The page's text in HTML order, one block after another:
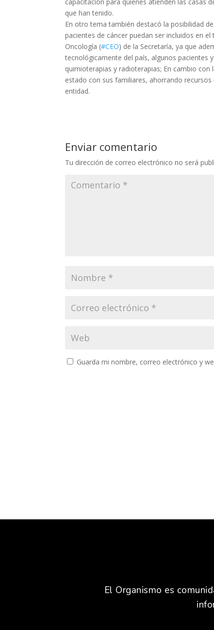
que han tenido.
En otro tema también destacó la posibilidad
pacientes de cáncer puedan ser incluidos en
Oncología (#CEO) de la Secretaría, ya que
tecnológicamente del país, algunos pacientes
quimioterapias y radioterapias; En cambio
estado con sus familiares, ahorrando
entidad.
Enviar comentario
Tu dirección de correo electrónico no será
Guarda mi nombre, correo electrónico y
El Organismo es